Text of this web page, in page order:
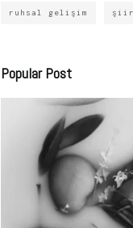
ruhsal gelişim şiir
Popular Post